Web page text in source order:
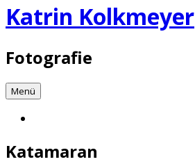
Katrin Kolkmeyer
Fotografie
Menü
Katamaran